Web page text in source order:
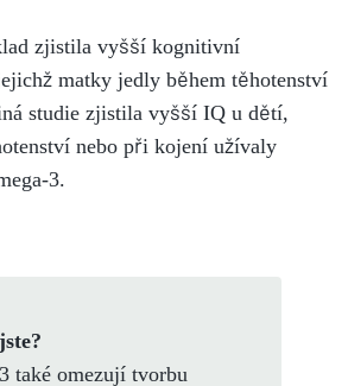
zjistila vyšší kognitivní
matky jedly během těhotenství
studie zjistila vyšší IQ u dětí,
nebo při kojení užívaly
3.
také omezují tvorbu